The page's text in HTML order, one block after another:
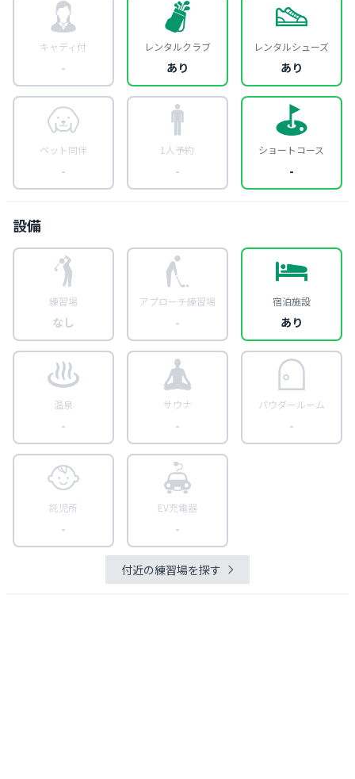
キャディ付
-
レンタルクラブ
あり
レンタルシューズ
あり
ペット同伴
-
1人予約
-
ショートコース
-
設備
練習場
なし
アプローチ練習場
-
宿泊施設
あり
温泉
-
サウナ
-
パウダールーム
-
託児所
-
EV充電器
-
付近の練習場を探す